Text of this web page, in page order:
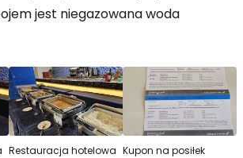
jest niegazowana woda
Restauracja hotelowa Kupon na posiłek